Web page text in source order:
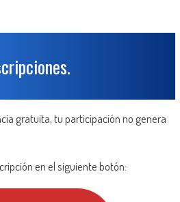
gratuita, tu participación no genera
en el siguiente botón: